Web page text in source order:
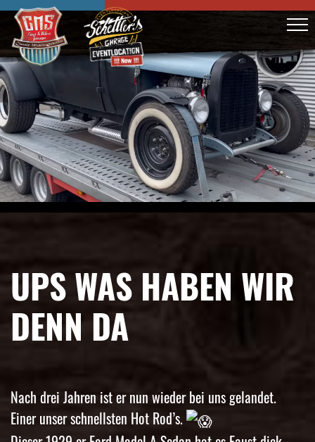
UPS WAS HABEN WIR
DENN DA
Nach drei Jahren ist er nun wieder bei uns gelandet.
Einer unser schnellsten Hot Rod’s.